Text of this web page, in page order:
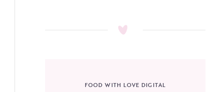
FOOD WITH LOVE DIGITAL